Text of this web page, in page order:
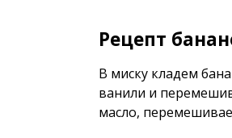
Рецепт
В миску кладем
ванили и
масло,